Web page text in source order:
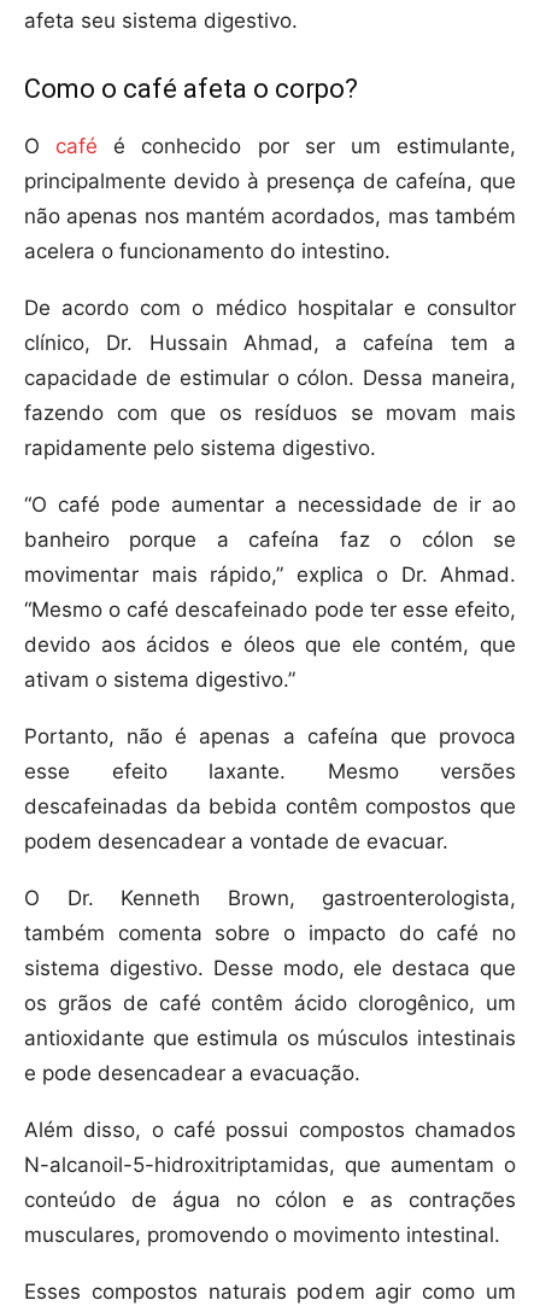
afeta seu sistema digestivo.
Como o café afeta o corpo?
O café é conhecido por ser um estimulante,
principalmente devido à presença de cafeína, que
não apenas nos mantém acordados, mas também
acelera o funcionamento do intestino.
De acordo com o médico hospitalar e consultor
clínico, Dr. Hussain Ahmad, a cafeína tem a
capacidade de estimular o cólon. Dessa maneira,
fazendo com que os resíduos se movam mais
rapidamente pelo sistema digestivo.
“O café pode aumentar a necessidade de ir ao
banheiro porque a cafeína faz o cólon se
movimentar mais rápido,” explica o Dr. Ahmad.
“Mesmo o café descafeinado pode ter esse efeito,
devido aos ácidos e óleos que ele contém, que
ativam o sistema digestivo.”
Portanto, não é apenas a cafeína que provoca
esse efeito laxante. Mesmo versões
descafeinadas da bebida contêm compostos que
podem desencadear a vontade de evacuar.
O Dr. Kenneth Brown, gastroenterologista,
também comenta sobre o impacto do café no
sistema digestivo. Desse modo, ele destaca que
os grãos de café contêm ácido clorogênico, um
antioxidante que estimula os músculos intestinais
e pode desencadear a evacuação.
Além disso, o café possui compostos chamados
N-alcanoil-5-hidroxitriptamidas, que aumentam o
conteúdo de água no cólon e as contrações
musculares, promovendo o movimento intestinal.
Esses compostos naturais podem agir como um